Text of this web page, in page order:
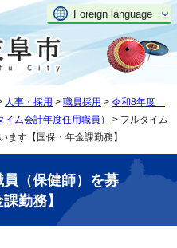
Foreign language
人事・採用 > 職員採用 > 令和8年度
ム会計年度任用職員）
> フルタイム
ます【国保・年金課勤務】
（保健師）を募
勤務】